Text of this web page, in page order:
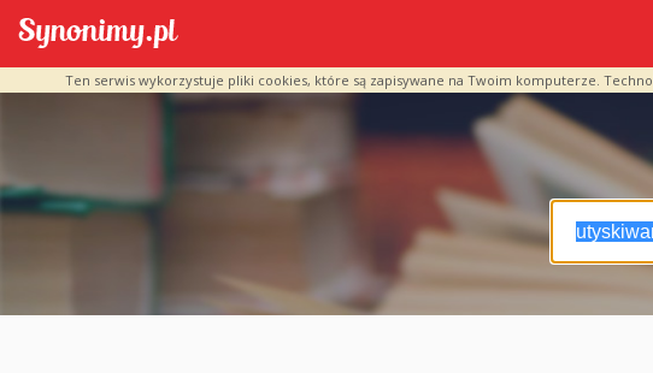
Ten serwis wykorzystuje pliki cookies, które są zapisywane na Twoim komputerze.